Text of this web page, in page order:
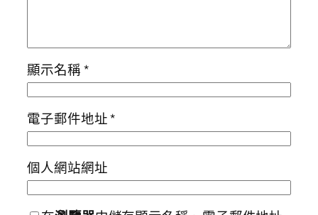
顯示名稱*
電子郵件地址*
個人網站網址